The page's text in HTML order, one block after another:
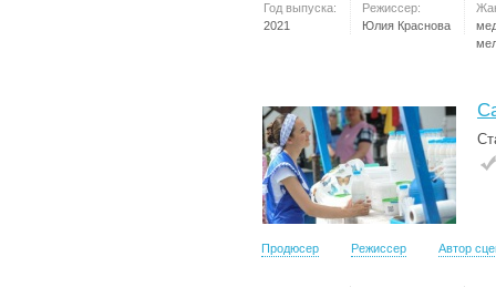
Год выпуска:
2021
Режиссер:
Юлия Краснова
Продюсер Режиссер Автор